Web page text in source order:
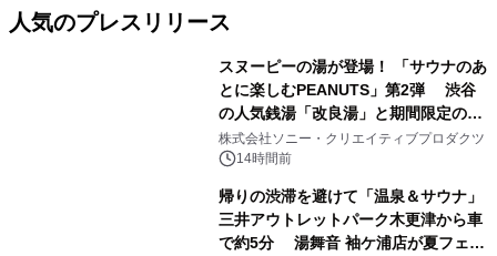
人気のプレスリリース
スヌーピーの湯が登場！ 「サウナのあ
とに楽しむPEANUTS」第2弾 渋谷
の人気銭湯「改良湯」と期間限定のコ
ラボレーション サウナイキタイコラ
ボグッズも発売決定！
株式会社ソニー・クリエイティブプロダクツ
14時間前
帰りの渋滞を避けて「温泉＆サウナ」
三井アウトレットパーク木更津から車
で約5分 湯舞音 袖ケ浦店が夏フェア